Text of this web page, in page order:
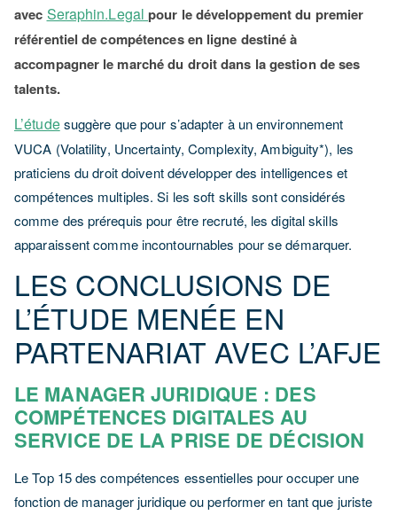
avec Seraphin.Legal pour le développement du premier
référentiel de compétences en ligne destiné à
accompagner le marché du droit dans la gestion de ses
talents.
L’étude suggère que pour s’adapter à un environnement
VUCA (Volatility, Uncertainty, Complexity, Ambiguity*), les
praticiens du droit doivent développer des intelligences et
compétences multiples. Si les soft skills sont considérés
comme des prérequis pour être recruté, les digital skills
apparaissent comme incontournables pour se démarquer.
LES CONCLUSIONS DE
L’ÉTUDE MENÉE EN
PARTENARIAT AVEC L’AFJE
LE MANAGER JURIDIQUE : DES
COMPÉTENCES DIGITALES AU
SERVICE DE LA PRISE DE DÉCISION
Le Top 15 des compétences essentielles pour occuper une
fonction de manager juridique ou performer en tant que juriste